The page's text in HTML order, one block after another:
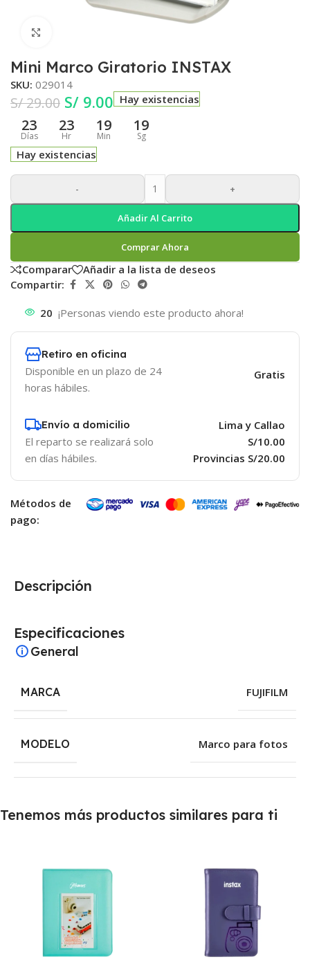
Mini Marco Giratorio INSTAX
SKU: 029014
S/29.00 S/ 9.00 Hay existencias
23
Días
23
Hr
19
Min
18
Sg
Hay existencias
- +
Añadir Al Carrito
Comprar Ahora
Comparar
Añadir a la lista de deseos
Compartir:
20 ¡Personas viendo este producto ahora!
Retiro en oficina
Disponible en un plazo de 24
horas hábiles.
Gratis
Envío a domicilio
El reparto se realizará solo
en días hábiles.
Lima y Callao
S/10.00
Provincias S/20.00
Métodos de
pago:
Descripción
Especificaciones
General
MARCA FUJIFILM
MODELO Marco para fotos
Tenemos más productos similares para ti